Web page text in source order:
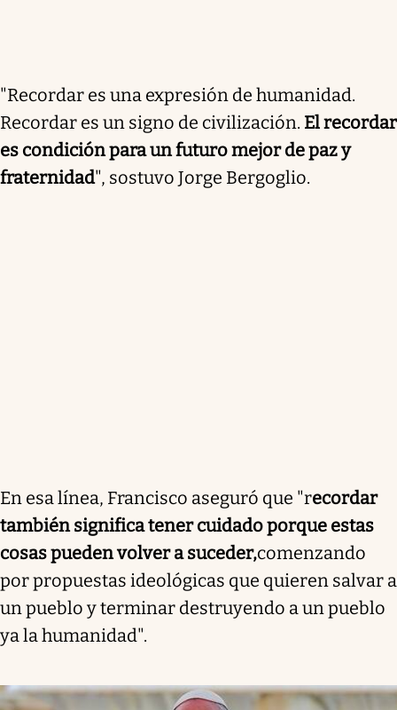
"Recordar es una expresión de humanidad.
Recordar es un signo de civilización. El recordar
es condición para un futuro mejor de paz y
fraternidad", sostuvo Jorge Bergoglio.
En esa línea, Francisco aseguró que "recordar
también significa tener cuidado porque estas
cosas pueden volver a suceder,comenzando
por propuestas ideológicas que quieren salvar a
un pueblo y terminar destruyendo a un pueblo
ya la humanidad".